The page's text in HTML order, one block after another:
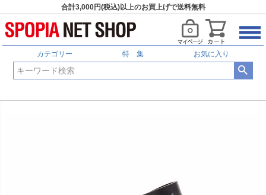
合計3,000円(税込)以上のお買上げで送料無料
カテゴリー 特 集 お気に入り